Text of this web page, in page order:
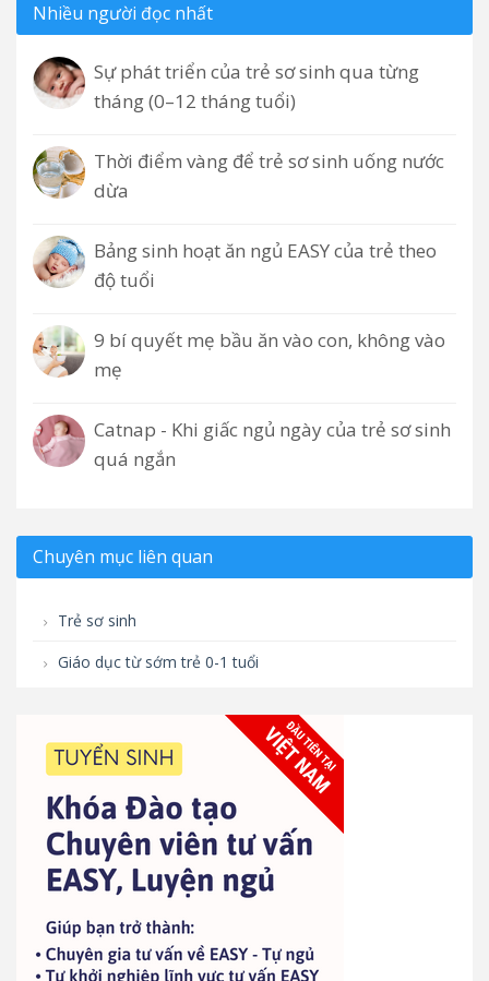
Nhiều người đọc nhất
Sự phát triển của trẻ sơ sinh qua từng
tháng (0–12 tháng tuổi)
Thời điểm vàng để trẻ sơ sinh uống nước
dừa
Bảng sinh hoạt ăn ngủ EASY của trẻ theo
độ tuổi
9 bí quyết mẹ bầu ăn vào con, không vào
mẹ
Catnap - Khi giấc ngủ ngày của trẻ sơ sinh
quá ngắn
Chuyên mục liên quan
Trẻ sơ sinh
Giáo dục từ sớm trẻ 0-1 tuổi